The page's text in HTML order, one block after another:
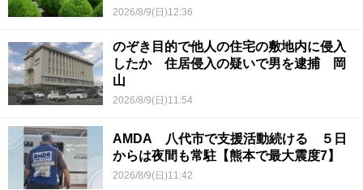
2026/8/9(日)12:36
のぞき目的で他人の住宅の敷地内に侵入
したか 住居侵入の疑いで男を逮捕 岡
山
2026/8/9(日)11:54
AMDA 八代市で支援活動続ける ５日
からは夜間も常駐【熊本で最大震度7】
2026/8/9(日)11:42